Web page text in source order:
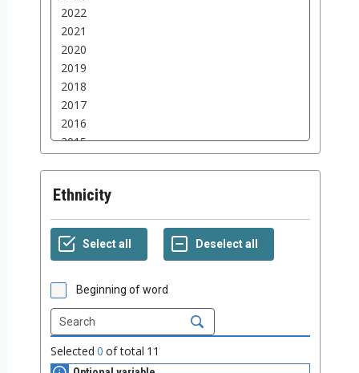
Ethnicity
Beginning of word
Selected 0 of total 11